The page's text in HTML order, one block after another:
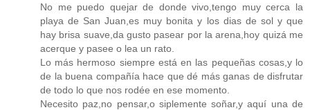
No me puedo quejar de donde vivo,tengo muy cerca la
playa de San Juan,es muy bonita y los dias de sol y que
hay brisa suave,da gusto pasear por la arena,hoy quizá me
acerque y pasee o lea un rato.
Lo más hermoso siempre está en las pequeñas cosas,y lo
de la buena compañía hace que dé más ganas de disfrutar
de todo lo que nos rodée en ese momento.
Necesito paz,no pensar,o siplemente soñar,y aquí una de